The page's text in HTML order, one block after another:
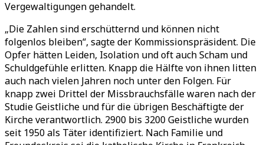
Vergewaltigungen gehandelt.
„Die Zahlen sind erschütternd und können nicht
folgenlos bleiben“, sagte der Kommissionspräsident. Die
Opfer hätten Leiden, Isolation und oft auch Scham und
Schuldgefühle erlitten. Knapp die Hälfte von ihnen litten
auch nach vielen Jahren noch unter den Folgen. Für
knapp zwei Drittel der Missbrauchsfälle waren nach der
Studie Geistliche und für die übrigen Beschäftigte der
Kirche verantwortlich. 2900 bis 3200 Geistliche wurden
seit 1950 als Täter identifiziert. Nach Familie und